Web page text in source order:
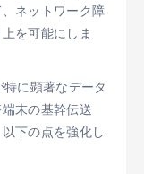
ネットワーク障
を可能にしま
に顕著なデータ
末の基幹伝送
下の点を強化し